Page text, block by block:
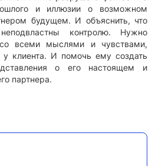
и иллюзии о возможном
будущем. И объяснить, что
контролю. Нужно
со всеми мыслями и чувствами,
у клиента. И помочь ему создать
о его настоящем и
партнера.